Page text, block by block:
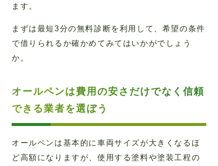
ます。
まずは最短3分の無料診断を利用して、希望の条件
で借りられるか確かめてみてはいかがでしょう
か。
オールペンは費用の安さだけでなく信頼
できる業者を選ぼう
オールペンは基本的に車両サイズが大きくなるほ
ど高額になりますが、使用する塗料や塗装工程の